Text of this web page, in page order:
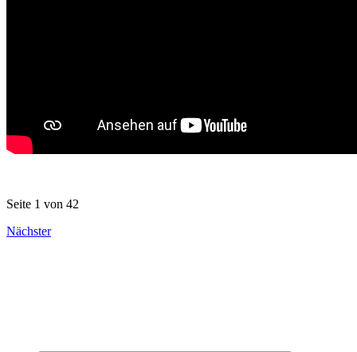
Seite 1 von 42
Nächster